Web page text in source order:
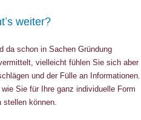
weiter?
da schon in Sachen Gründung
vielleicht fühlen Sie sich aber
und der Fülle an Informationen.
Sie für Ihre ganz individuelle Form
stellen können.